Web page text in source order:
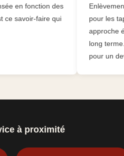
en fonction des
ce savoir-faire qui
pour les
approche
long
pour un
à proximité